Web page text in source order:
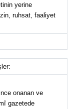
yerine
ruhsat, faaliyet
onanan ve
gazetede